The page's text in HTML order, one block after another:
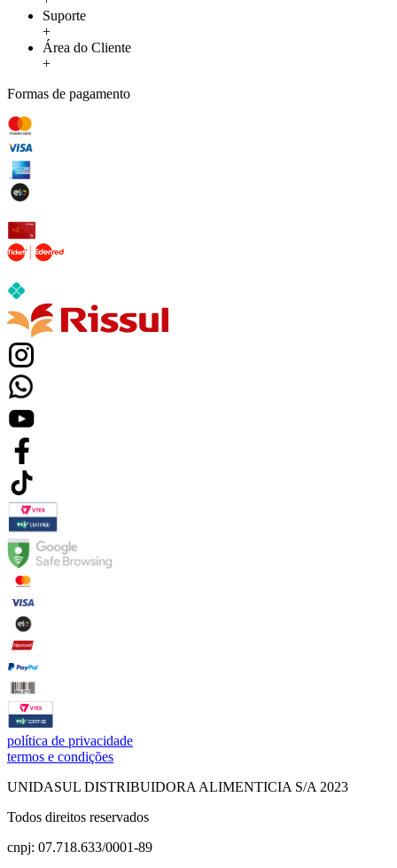
Suporte
+
Área do Cliente
+
Formas de pagamento
política de privacidade
termos e condições
UNIDASUL DISTRIBUIDORA ALIMENTICIA S/A 2023
Todos direitos reservados
cnpj: 07.718.633/0001-89